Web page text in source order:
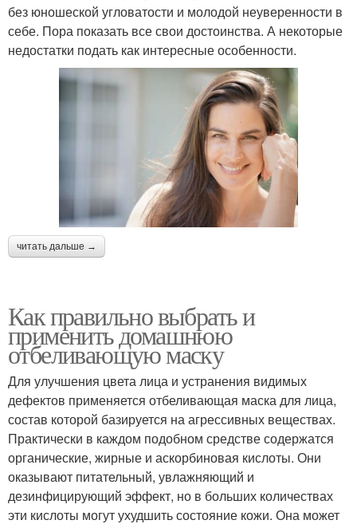
без юношеской угловатости и молодой неуверенности в
себе. Пора показать все свои достоинства. А некоторые
недостатки подать как интересные особенности.
читать дальше →
Как правильно выбрать и
применить домашнюю
отбеливающую маску
Для улучшения цвета лица и устранения видимых
дефектов применяется отбеливающая маска для лица,
состав которой базируется на агрессивных веществах.
Практически в каждом подобном средстве содержатся
органические, жирные и аскорбиновая кислоты. Они
оказывают питательный, увлажняющий и
дезинфицирующий эффект, но в больших количествах
эти кислоты могут ухудшить состояние кожи. Она может